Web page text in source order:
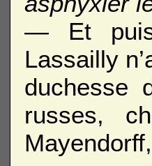
— Et puis
Lassailly
duchesse
russes,